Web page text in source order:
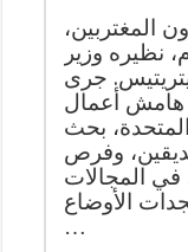
المغتربين،
نظيره وزير
جرى
هامش أعمال
المتحدة، بحث
وفرص
في المجالات
الأوضاع
…